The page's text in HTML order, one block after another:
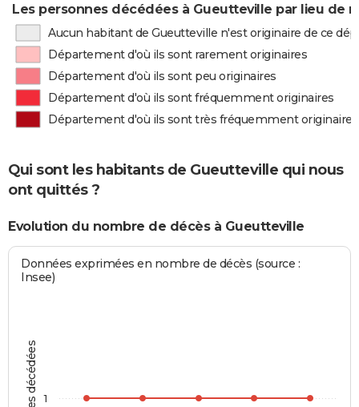
Les personnes décédées à Gueutteville par lieu de
Aucun habitant de Gueutteville n'est originaire de ce
Département d'où ils sont rarement originaires
Département d'où ils sont peu originaires
Département d'où ils sont fréquemment originaires
Département d'où ils sont très fréquemment originaires
Qui sont les habitants de Gueutteville qui nous
ont quittés ?
Evolution du nombre de décès à Gueutteville
Données exprimées en nombre de décès (source :
Insee)
1